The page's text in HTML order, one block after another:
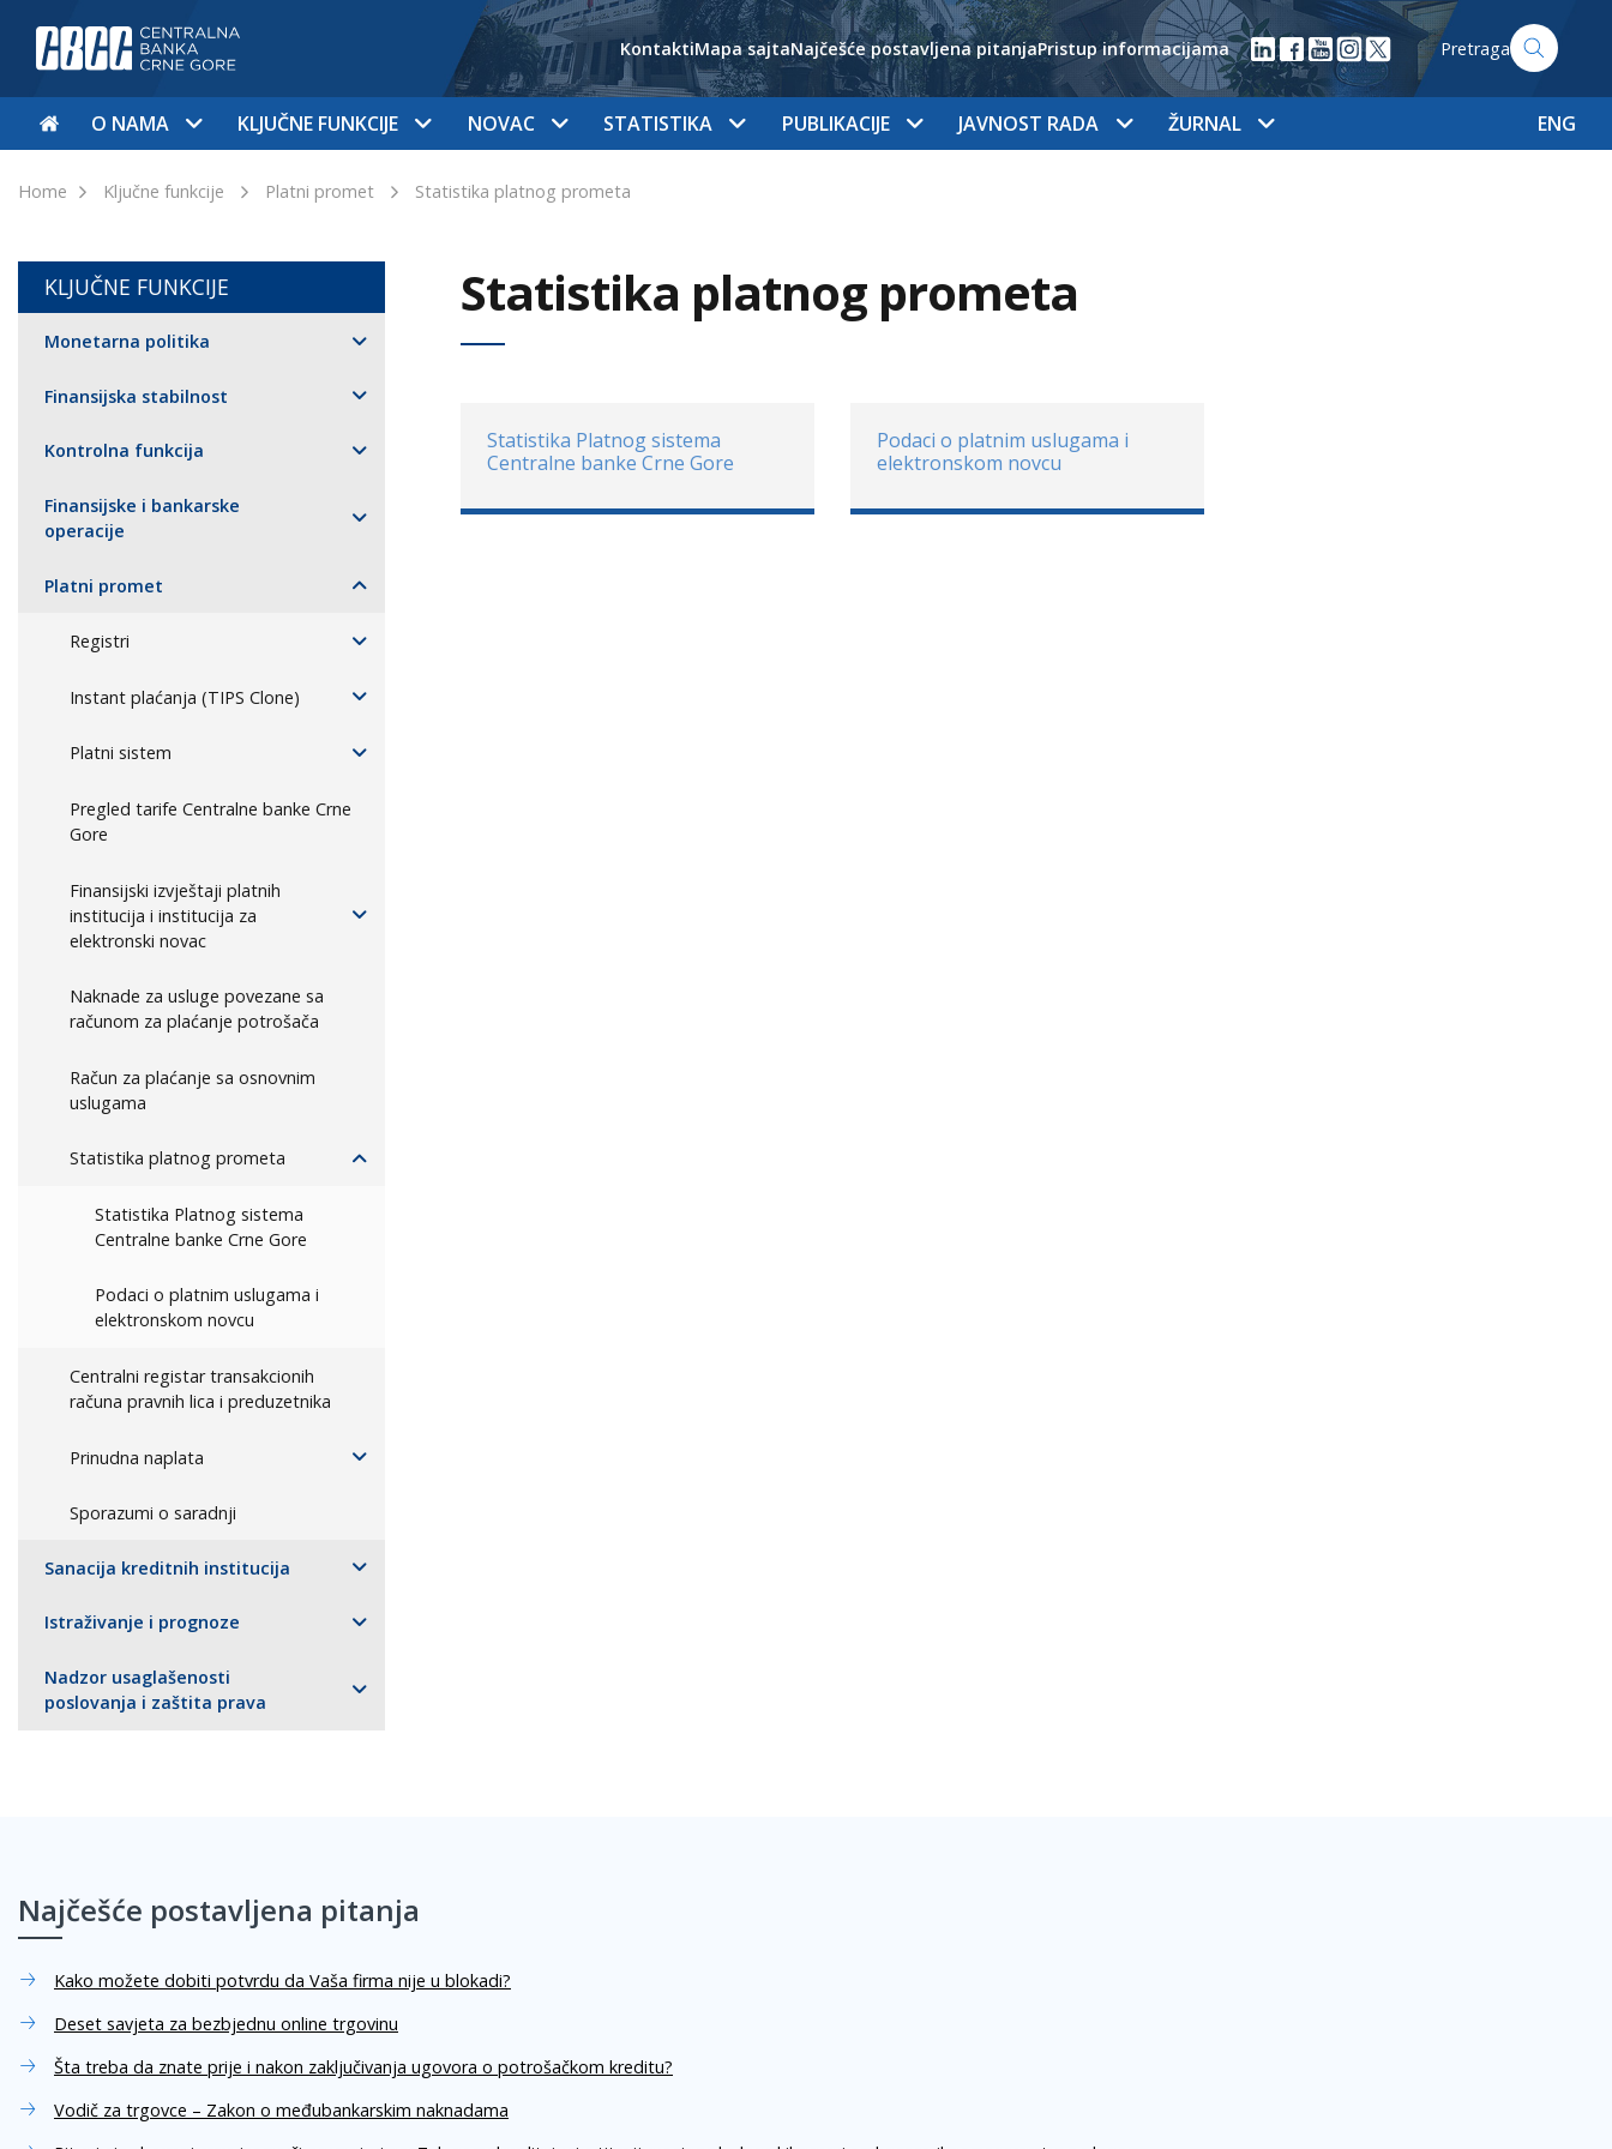
KontaktiMapa sajtaNajčešće postavljena pitanjaPristup informacijama Pretraga
O NAMA KLJUČNE FUNKCIJE NOVAC STATISTIKA PUBLIKACIJE JAVNOST RADA ŽURNAL ENG
Home Ključne funkcije Platni promet Statistika platnog prometa
KLJUČNE FUNKCIJE
Monetarna politika
Finansijska stabilnost
Kontrolna funkcija
Finansijske i bankarske
operacije
Platni promet
Registri
Instant plaćanja (TIPS Clone)
Platni sistem
Pregled tarife Centralne banke Crne
Gore
Finansijski izvještaji platnih
institucija i institucija za
elektronski novac
Naknade za usluge povezane sa
računom za plaćanje potrošača
Račun za plaćanje sa osnovnim
uslugama
Statistika platnog prometa
Statistika Platnog sistema
Centralne banke Crne Gore
Podaci o platnim uslugama i
elektronskom novcu
Centralni registar transakcionih
računa pravnih lica i preduzetnika
Prinudna naplata
Sporazumi o saradnji
Sanacija kreditnih institucija
Istraživanje i prognoze
Nadzor usaglašenosti
poslovanja i zaštita prava
Statistika platnog prometa
Statistika Platnog sistema
Centralne banke Crne Gore
Podaci o platnim uslugama i
elektronskom novcu
Najčešće postavljena pitanja
Kako možete dobiti potvrdu da Vaša firma nije u blokadi?
Deset savjeta za bezbjednu online trgovinu
Šta treba da znate prije i nakon zaključivanja ugovora o potrošačkom kreditu?
Vodič za trgovce – Zakon o međubankarskim naknadama